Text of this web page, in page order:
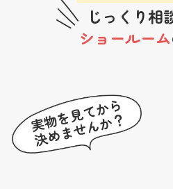
じっくり相
ショールーム